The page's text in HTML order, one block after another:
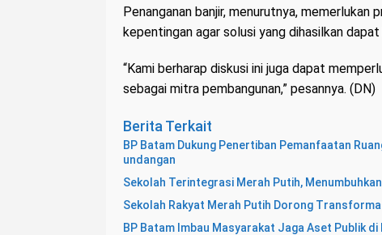
Penanganan banjir, menurutnya, memerlukan
kepentingan agar solusi yang dihasilkan
“Kami berharap diskusi ini juga dapat
sebagai mitra pembangunan,” pesannya. (DN)
Berita Terkait
BP Batam Dukung Penertiban Pemanfaatan
undangan
Sekolah Terintegrasi Merah Putih,
Sekolah Rakyat Merah Putih Dorong
BP Batam Imbau Masyarakat Jaga Aset Publik